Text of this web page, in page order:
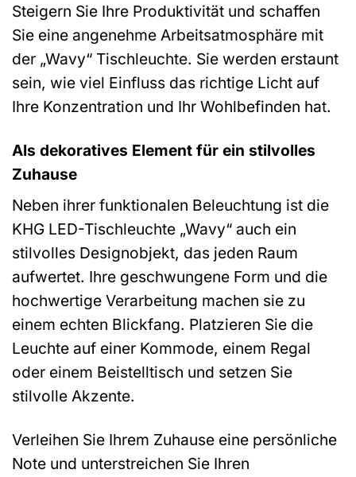
Steigern Sie Ihre Produktivität und schaffen
Sie eine angenehme Arbeitsatmosphäre mit
der „Wavy“ Tischleuchte. Sie werden erstaunt
sein, wie viel Einfluss das richtige Licht auf
Ihre Konzentration und Ihr Wohlbefinden hat.
Als dekoratives Element für ein stilvolles
Zuhause
Neben ihrer funktionalen Beleuchtung ist die
KHG LED-Tischleuchte „Wavy“ auch ein
stilvolles Designobjekt, das jeden Raum
aufwertet. Ihre geschwungene Form und die
hochwertige Verarbeitung machen sie zu
einem echten Blickfang. Platzieren Sie die
Leuchte auf einer Kommode, einem Regal
oder einem Beistelltisch und setzen Sie
stilvolle Akzente.
Verleihen Sie Ihrem Zuhause eine persönliche
Note und unterstreichen Sie Ihren